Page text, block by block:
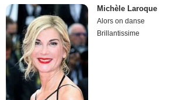
Michèle Laroque
Alors on danse
Brillantissime